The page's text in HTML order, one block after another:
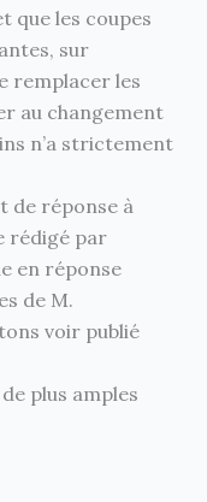
que les coupes
sur
remplacer les
au changement
n’a strictement
de réponse à
rédigé par
en réponse
de M.
voir publié
plus amples